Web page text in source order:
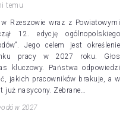
temu
Rzeszowie wraz z Powiatowymi
12. edycję ogólnopolskiego
Jego celem jest określenie
pracy w 2027 roku. Głos
kluczowy. Państwa odpowiedzi
jakich pracowników brakuje, a w
już nasycony. Zebrane…
2027